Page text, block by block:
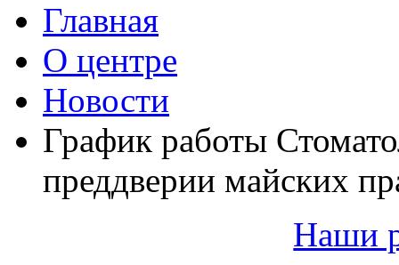
Главная
О центре
Новости
График работы
преддверии майских
Наши